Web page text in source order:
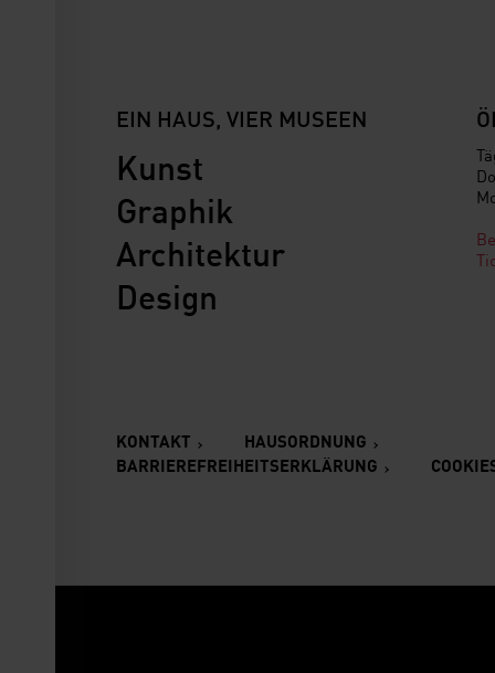
EIN HAUS, VIER MUSEEN
Kunst
Graphik
Architektur
Design
KONTAKT HAUSORDNUNG
BARRIEREFREIHEITSERKLÄRUNG